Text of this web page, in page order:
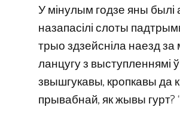
У мінулым годзе яны былі
назапасілі слоты
трыо здзейсніла наезд
ланцугу з выступленнямі
звышгукавы, кропкавы да
прывабнай, як жывы гурт?